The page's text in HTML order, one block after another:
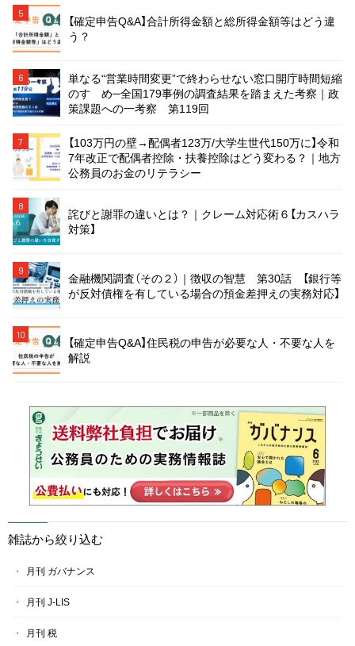
5
【確定申告Q&A】合計所得金額と総所得金額等はどう違
う？
6
単なる“営業時間変更”で終わらせない窓口開庁時間短縮
のすゝめ─全国179事例の調査結果を踏まえた考察｜政
策課題への一考察 第119回
7
【103万円の壁→配偶者123万/大学生世代150万に】令和
7年改正で配偶者控除・扶養控除はどう変わる？｜地方
公務員のお金のリテラシー
8
詫びと謝罪の違いとは？｜クレーム対応術６【カスハラ
対策】
9
金融機関調査（その２）｜徴収の智慧 第30話 【銀行等
が反対債権を有している場合の預金差押えの実務対応】
10
【確定申告Q&A】住民税の申告が必要な人・不要な人を
解説
雑誌から絞り込む
月刊 ガバナンス
月刊 J-LIS
月刊 税